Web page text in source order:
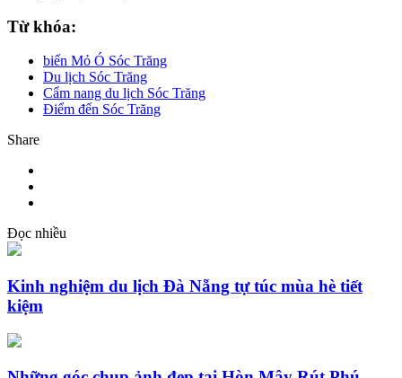
Từ khóa:
biển Mỏ Ó Sóc Trăng
Du lịch Sóc Trăng
Cẩm nang du lịch Sóc Trăng
Điểm đến Sóc Trăng
Share
Đọc nhiều
Kinh nghiệm du lịch Đà Nẵng tự túc mùa hè tiết
kiệm